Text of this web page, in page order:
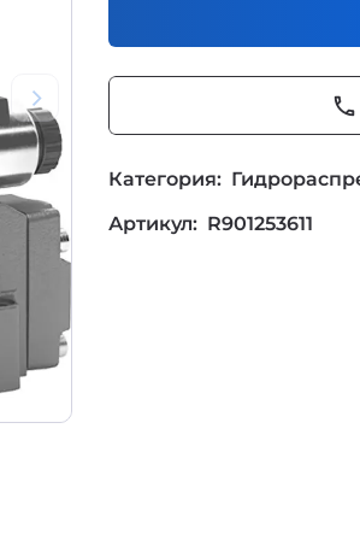
phone
Категория:
Артикул: R901253611